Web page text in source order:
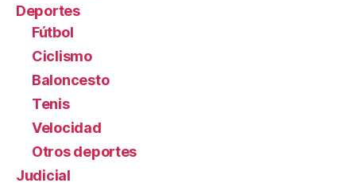
Deportes
Fútbol
Ciclismo
Baloncesto
Tenis
Velocidad
Otros deportes
Judicial